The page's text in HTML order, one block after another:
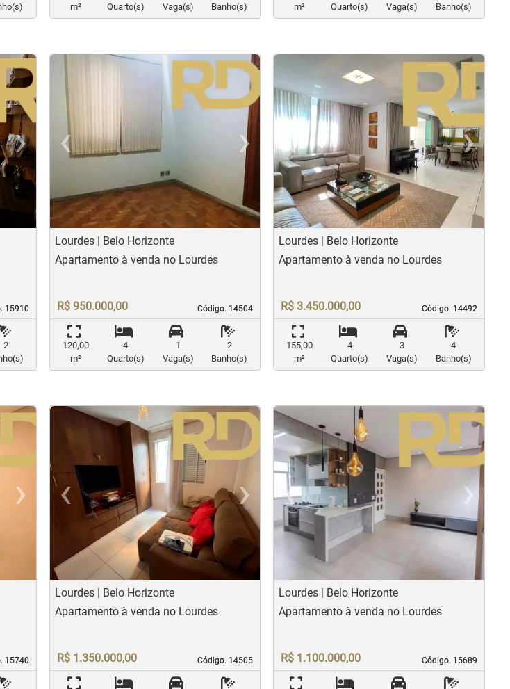
m²
Quarto(s)
Vaga(s)
Banho(s)
m²
Quarto(s)
Vaga(s)
Banho(s)
›
Next
15910
15910
2
‹
Previous
›
Next
Lourdes | Belo Horizonte
Código. 14504
Código. 14504
Apartamento à venda no Lourdes
R$ 950.000,00
120,00
m²
4
Quarto(s)
1
Vaga(s)
2
Banho(s)
‹
Previous
›
Lourdes | Belo Horizonte
Código. 14492
Código. 14492
Apartamento à venda no Lourdes
R$ 3.450.000,00
155,00
m²
4
Quarto(s)
3
Vaga(s)
4
Banho(s)
›
Next
15740
15740
‹
Previous
›
Next
Lourdes | Belo Horizonte
Código. 14505
Código. 14505
Apartamento à venda no Lourdes
R$ 1.350.000,00
‹
Previous
›
Lourdes | Belo Horizonte
Código. 15689
Código. 15689
Apartamento à venda no Lourdes
R$ 1.100.000,00